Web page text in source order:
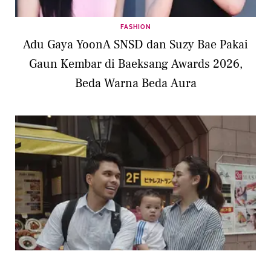
FASHION
Adu Gaya YoonA SNSD dan Suzy Bae Pakai
Gaun Kembar di Baeksang Awards 2026,
Beda Warna Beda Aura